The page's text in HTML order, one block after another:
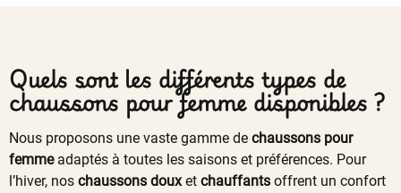
Quels sont les différents types de
chaussons pour femme disponibles ?
Nous proposons une vaste gamme de chaussons pour
femmeadaptés à toutes les saisons et préférences. Pour
l’hiver, nos chaussons douxet chauffants offrent un confort